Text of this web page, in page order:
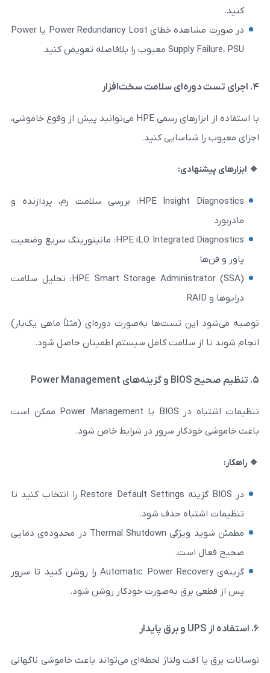
در صورت مشاهده خطای Power Redundancy Lost یا Power
با استفاده از ابزارهای رسمی HPE می‌توانید پیش از وقوع خاموشی،
کنید.
HPE Insight Diagnostics: بررسی سلامت رم، پردازنده و
HPE iLO Integrated Diagnostics: مانیتورینگ سریع وضعیت
HPE Smart Storage Administrator (SSA): تحلیل سلامت
تست‌ها به‌صورت دوره‌ای (مثلاً ماهی یک‌بار)
سلامت کامل سیستم اطمینان حاصل شود.
تنظیمات اشتباه در BIOS یا Power Management ممکن است
سرور در شرایط خاص شود.
در BIOS گزینه Restore Default Settings را انتخاب کنید تا
حذف شود.
مطمئن شوید ویژگی Thermal Shutdown در محدوده‌ی دمایی
گزینه‌ی Automatic Power Recovery را روشن کنید تا سرور
به‌صورت خودکار روشن شود.
ولتاژ لحظه‌ای می‌تواند باعث خاموشی ناگهانی